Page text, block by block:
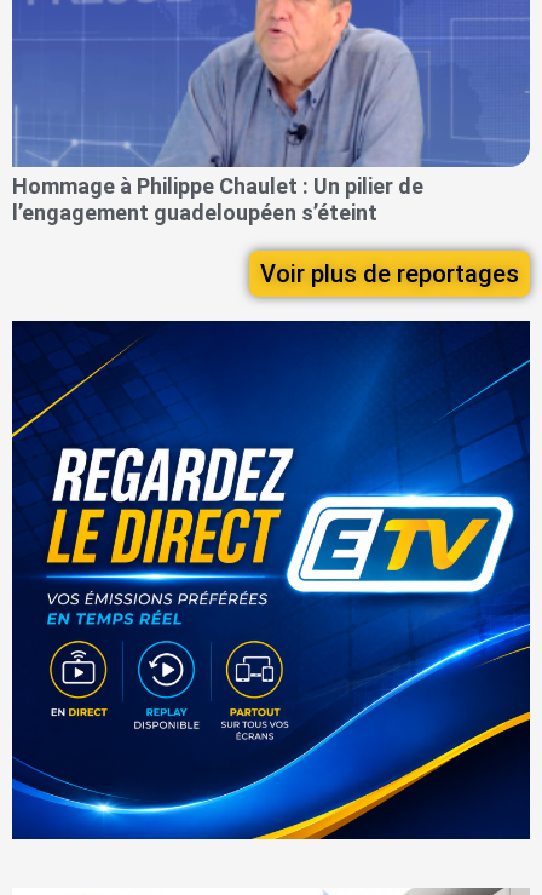
Hommage à Philippe Chaulet : Un pilier de
l’engagement guadeloupéen s’éteint
Voir plus de reportages